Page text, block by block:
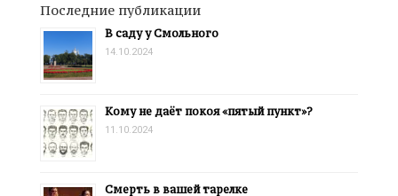
Последние публикации
В саду у Смольного
14.10.2024
Кому не даёт покоя «пятый пункт»?
11.10.2024
Смерть в вашей тарелке